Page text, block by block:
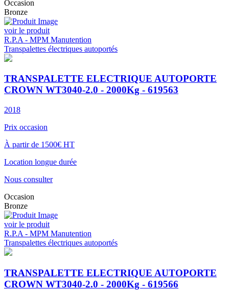
Occasion
Bronze
voir le produit
R.P.A - MPM Manutention
Transpalettes électriques autoportés
TRANSPALETTE ELECTRIQUE AUTOPORTE
CROWN WT3040-2.0 - 2000Kg - 619563
2018
Prix occasion
À partir de 1500€ HT
Location longue durée
Nous consulter
Occasion
Bronze
voir le produit
R.P.A - MPM Manutention
Transpalettes électriques autoportés
TRANSPALETTE ELECTRIQUE AUTOPORTE
CROWN WT3040-2.0 - 2000Kg - 619566